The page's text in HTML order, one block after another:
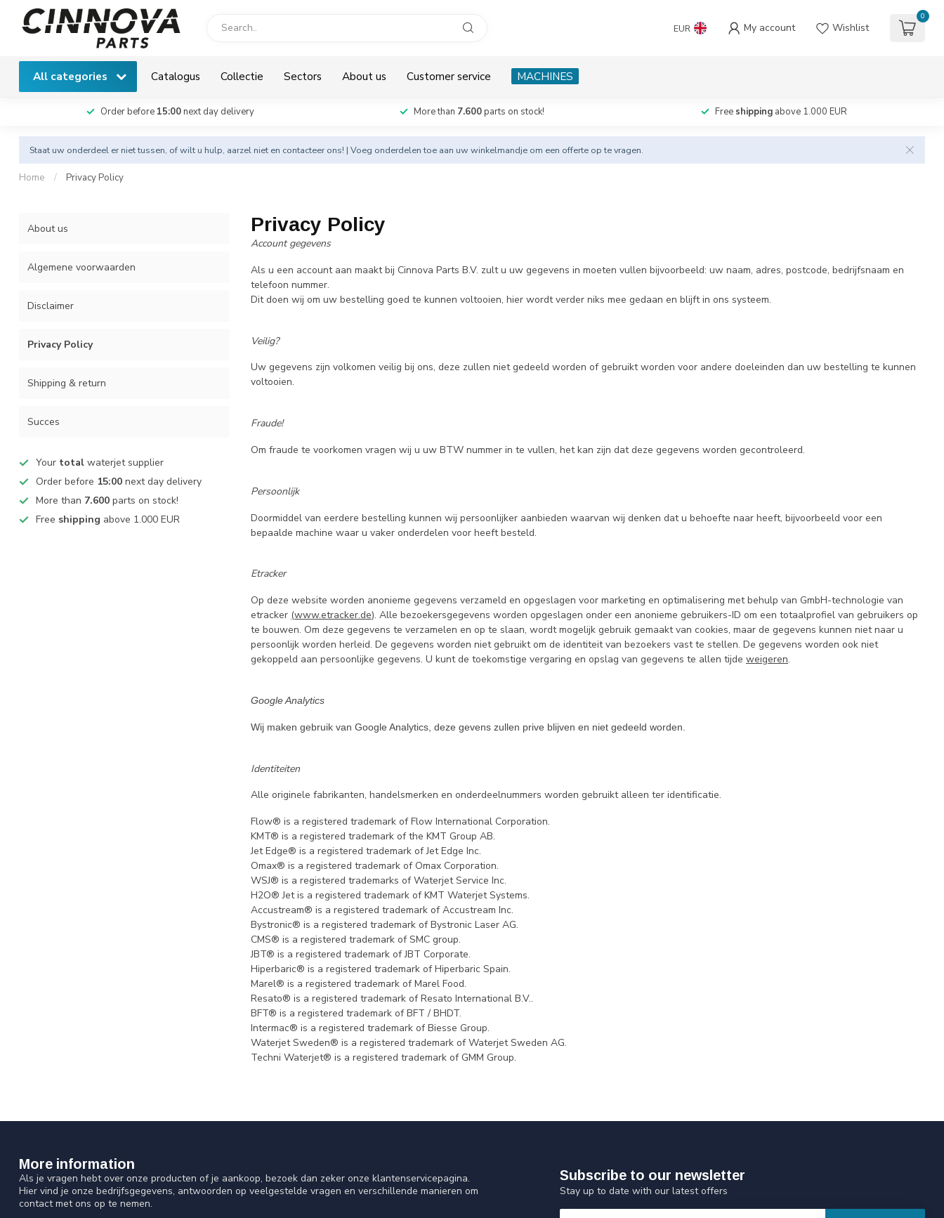
EUR My account Wishlist
0
All categories Catalogus Collectie Sectors About us Customer service MACHINES
Order before 15:00next day delivery More than 7.600parts on stock! Free shipping above 1.000 EUR
Staat uw onderdeel er niet tussen, of wilt u hulp, aarzel niet en contacteer ons! | Voeg onderdelen toe aan uw winkelmandje om een offerte op te vragen.
Home / Privacy Policy
About us
Algemene voorwaarden
Disclaimer
Privacy Policy
Shipping & return
Succes
Your total waterjet supplier
Order before 15:00 next day delivery
More than 7.600 parts on stock!
Free shipping above 1.000 EUR
Privacy Policy
Account gegevens
Als u een account aan maakt bij Cinnova Parts B.V. zult u uw gegevens in moeten vullen bijvoorbeeld: uw naam, adres, postcode, bedrijfsnaam en
telefoon nummer.
Dit doen wij om uw bestelling goed te kunnen voltooien, hier wordt verder niks mee gedaan en blijft in ons systeem.
Veilig?
Uw gegevens zijn volkomen veilig bij ons, deze zullen niet gedeeld worden of gebruikt worden voor andere doeleinden dan uw bestelling te kunnen
voltooien.
Fraude!
Om fraude te voorkomen vragen wij u uw BTW nummer in te vullen, het kan zijn dat deze gegevens worden gecontroleerd.
Persoonlijk
Doormiddel van eerdere bestelling kunnen wij persoonlijker aanbieden waarvan wij denken dat u behoefte naar heeft, bijvoorbeeld voor een
bepaalde machine waar u vaker onderdelen voor heeft besteld.
Etracker
Op deze website worden anonieme gegevens verzameld en opgeslagen voor marketing en optimalisering met behulp van GmbH-technologie van
etracker (www.etracker.de). Alle bezoekersgegevens worden opgeslagen onder een anonieme gebruikers-ID om een totaalprofiel van gebruikers op
te bouwen. Om deze gegevens te verzamelen en op te slaan, wordt mogelijk gebruik gemaakt van cookies, maar de gegevens kunnen niet naar u
persoonlijk worden herleid. De gegevens worden niet gebruikt om de identiteit van bezoekers vast te stellen. De gegevens worden ook niet
gekoppeld aan persoonlijke gegevens. U kunt de toekomstige vergaring en opslag van gegevens te allen tijde weigeren.
Google Analytics
Wij maken gebruik van Google Analytics, deze gevens zullen prive blijven en niet gedeeld worden.
Identiteiten
Alle originele fabrikanten, handelsmerken en onderdeelnummers worden gebruikt alleen ter identificatie.
Flow® is a registered trademark of Flow International Corporation.
KMT® is a registered trademark of the KMT Group AB.
Jet Edge® is a registered trademark of Jet Edge Inc.
Omax® is a registered trademark of Omax Corporation.
WSJ® is a registered trademarks of Waterjet Service Inc.
H2O® Jet is a registered trademark of KMT Waterjet Systems.
Accustream® is a registered trademark of Accustream Inc.
Bystronic® is a registered trademark of Bystronic Laser AG.
CMS® is a registered trademark of SMC group.
JBT® is a registered trademark of JBT Corporate.
Hiperbaric® is a registered trademark of Hiperbaric Spain.
Marel® is a registered trademark of Marel Food.
Resato® is a registered trademark of Resato International B.V..
BFT® is a registered trademark of BFT / BHDT.
Intermac® is a registered trademark of Biesse Group.
Waterjet Sweden® is a registered trademark of Waterjet Sweden AG.
Techni Waterjet® is a registered trademark of GMM Group.
More information
Als je vragen hebt over onze producten of je aankoop, bezoek dan zeker onze klantenservicepagina.
Hier vind je onze bedrijfsgegevens, antwoorden op veelgestelde vragen en verschillende manieren om
contact met ons op te nemen.
Subscribe to our newsletter
Stay up to date with our latest offers